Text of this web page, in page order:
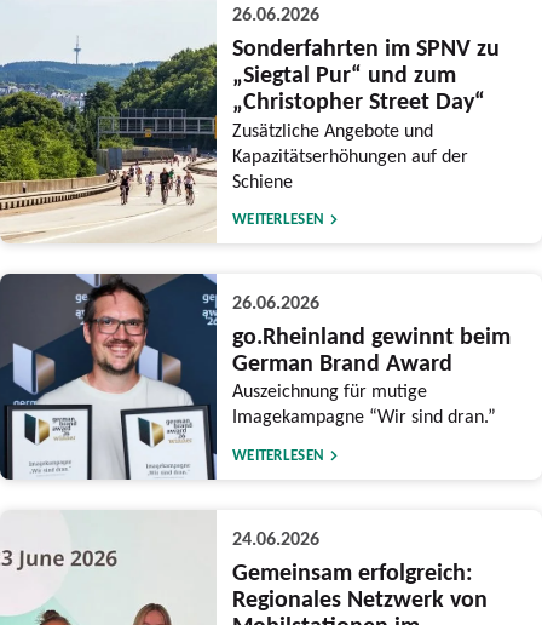
26.06.2026
Sonderfahrten im SPNV zu
„Siegtal Pur“ und zum
„Christopher Street Day“
Zusätzliche Angebote und
Kapazitätserhöhungen auf der
Schiene
WEITERLESEN
26.06.2026
go.Rheinland gewinnt beim
German Brand Award
Auszeichnung für mutige
Imagekampagne “Wir sind dran.”
WEITERLESEN
24.06.2026
Gemeinsam erfolgreich:
Regionales Netzwerk von